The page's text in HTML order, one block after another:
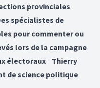
provinciales
spécialistes de
pour commenter ou
lors de la campagne
électoraux Thierry
de science politique